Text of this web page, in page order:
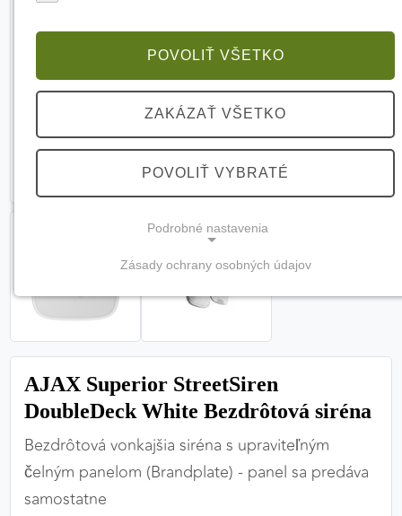
AJAX Superior StreetSiren
DoubleDeck White Bezdrôtová siréna
Bezdrôtová vonkajšia siréna s upraviteľným
čelným panelom (Brandplate) - panel sa predáva
samostatne
POVOLIŤ VŠETKO
ZAKÁZAŤ VŠETKO
POVOLIŤ VYBRATÉ
Podrobné nastavenia
(vždy aktívne, nemožno vypnúť)
Tieto cookies sú potrebné na správne fungovanie
zabezpečiť jej plnú funkčnosť.
PREFERENČNÉ COOKIES
Zásady ochrany osobných údajov